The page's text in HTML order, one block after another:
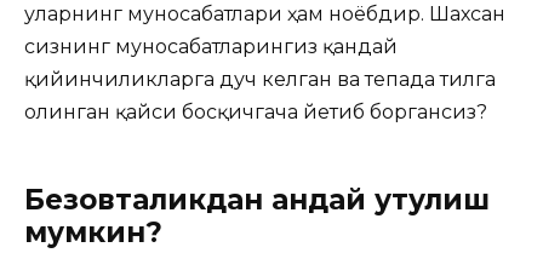
уларнинг муносабатлари ҳам ноёбдир. Шахсан
сизнинг муносабатларингиз қандай
қийинчиликларга дуч келган ва тепада тилга
олинган қайси босқичгача йетиб боргансиз?
Безовталикдан қандай қутулиш
мумкин?